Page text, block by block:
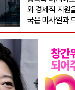
와 경제적 지원
국은 미사일과
크로전자 부품
급했다. 이런 지원은 이
인 공황 상태에 빠지
한 새로운 움직임은 러
림자에 머물지 않고